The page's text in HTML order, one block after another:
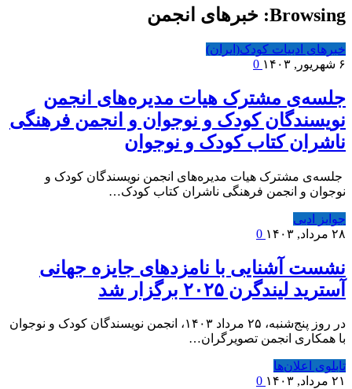
Browsing: خبرهای انجمن
خبرهای ادبیات کودک(ایران)
۶ شهریور, ۱۴۰۳
جلسه‌ی مشترک هیات مدیره‌های انجمن
نویسندگان کودک و نوجوان و انجمن فرهنگی
ناشران کتاب کودک و نوجوان
جلسه‌ی مشترک هیات مدیره‌های انجمن نویسندگان کودک و
نوجوان و انجمن فرهنگی ناشران کتاب کودک…
جوایز ادبی
۲۸ مرداد, ۱۴۰۳
نشست آشنایی با نامزدهای جایزه جهانی
آسترید لیندگرن ۲۰۲۵ برگزار شد
در روز پنج‌شنبه، ۲۵ مرداد ۱۴۰۳، انجمن نویسندگان کودک و نوجوان
با همکاری انجمن تصویرگران…
تابلوی اعلان‌ها
۲۱ مرداد, ۱۴۰۳